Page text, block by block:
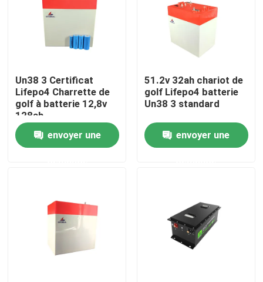
VR Show
A propos de nous
Visite d'usine
Contrôle de la qualité
nouvelles
Un38 3 Certificat
Lifepo4 Charrette de
golf à batterie 12,8v
128ah
envoyer une
51.2v 32ah chariot de
golf Lifepo4 batterie
Un38 3 standard
envoyer une